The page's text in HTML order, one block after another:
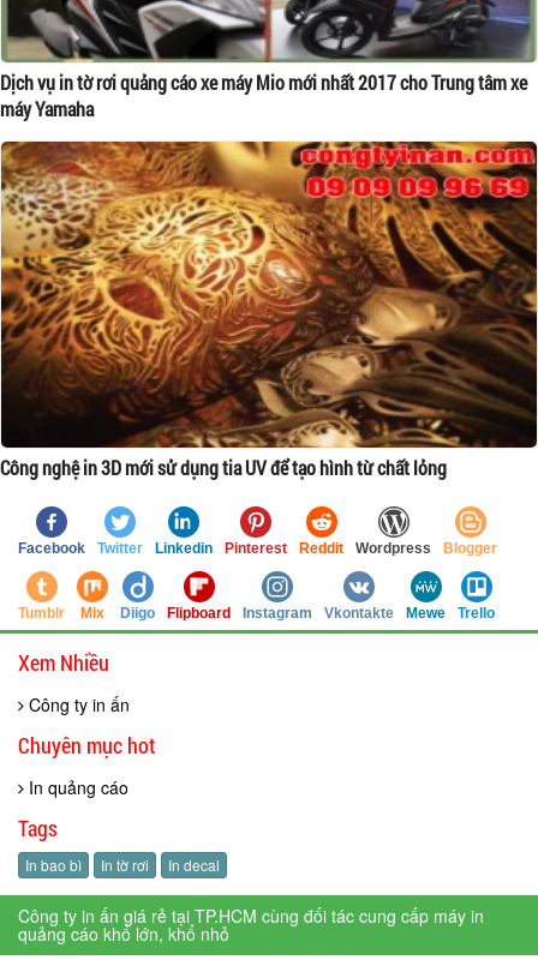
Dịch vụ in tờ rơi quảng cáo xe máy Mio mới nhất 2017 cho Trung tâm xe
máy Yamaha
Công nghệ in 3D mới sử dụng tia UV để tạo hình từ chất lỏng
Facebook Twitter Linkedin Pinterest Reddit Wordpress Blogger
Tumblr Mix Diigo Flipboard Instagram Vkontakte Mewe Trello
Xem Nhiều
Công ty in ấn
Chuyên mục hot
In quảng cáo
Tags
In bao bì In tờ rơi In decal
Công ty in ấn giá rẻ tại TP.HCM cùng đối tác cung cấp máy in
quảng cáo khổ lớn, khổ nhỏ